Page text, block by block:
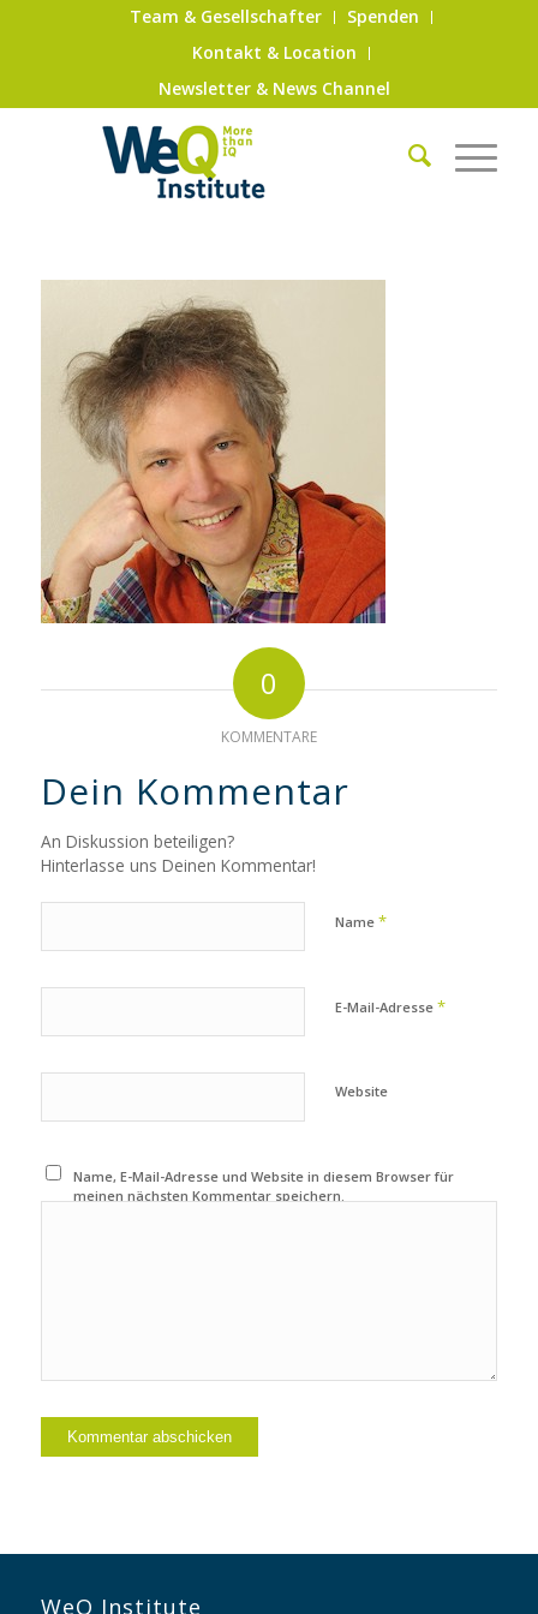
Team & Gesellschafter
Spenden
Kontakt & Location
Newsletter & News Channel
0
KOMMENTARE
Dein Kommentar
An Diskussion beteiligen?
Hinterlasse uns Deinen Kommentar!
Name *
E-Mail-Adresse *
Website
Name, E-Mail-Adresse und Website in diesem Browser für
meinen nächsten Kommentar speichern.
WeQ Institute